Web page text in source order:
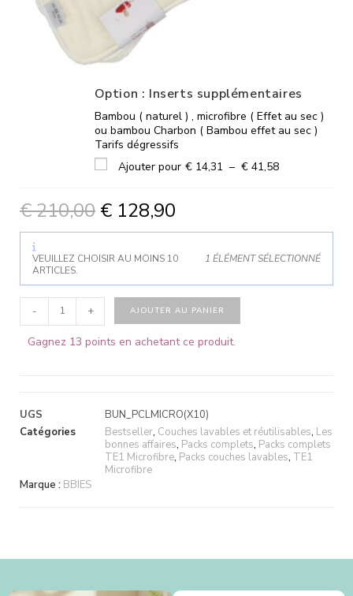
Option : Inserts supplémentaires
Bambou ( naturel ) , microfibre ( Effet au sec )
ou bambou Charbon ( Bambou effet au sec )
Tarifs dégressifs
Ajouter pour € 14,31 – € 41,58
€210,00 € 128,90
VEUILLEZ CHOISIR AU MOINS 10
ARTICLES.
1 ÉLÉMENT SÉLECTIONNÉ
- + AJOUTER AU PANIER
Gagnez 13 points en achetant ce produit.
UGS
BUN_PCLMICRO(X10)
Catégories
Bestseller, Couches lavables et réutilisables, Les
bonnes affaires, Packs complets, Packs complets
TE1 Microfibre, Packs couches lavables, TE1
Microfibre
Marque : BBIES